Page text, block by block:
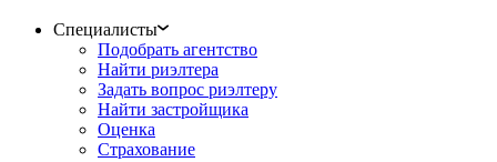
Специалисты
Подобрать агентство
Найти риэлтера
Задать вопрос риэлтеру
Найти застройщика
Оценка
Страхование